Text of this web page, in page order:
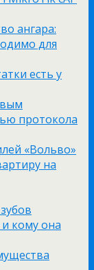
ангара:
для
есть у
протокола
«Вольво»
на
кому она